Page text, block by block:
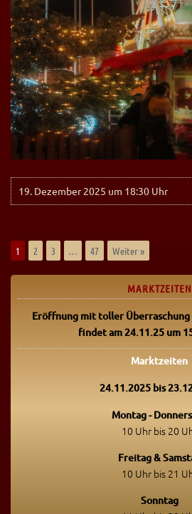
19. Dezember 2025 um 18:30 Uhr
1 2 3 … 47 Weiter »
MARKTZEITEN
Eröffnung mit toller Überraschung
findet am 24.11.25 um
Marktzeiten
24.11.2025 bis
Montag -
10 Uhr bis 20
Freitag &
10 Uhr bis 21
Sonntag